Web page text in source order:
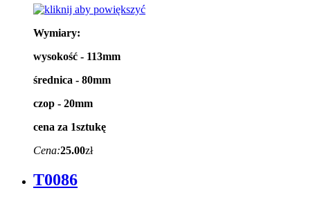
Wymiary:
wysokość - 113mm
średnica - 80mm
czop - 20mm
cena za 1sztukę
Cena:25.00zł
T0086